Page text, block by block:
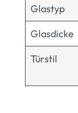
Glastyp
Glasdicke
Türstil